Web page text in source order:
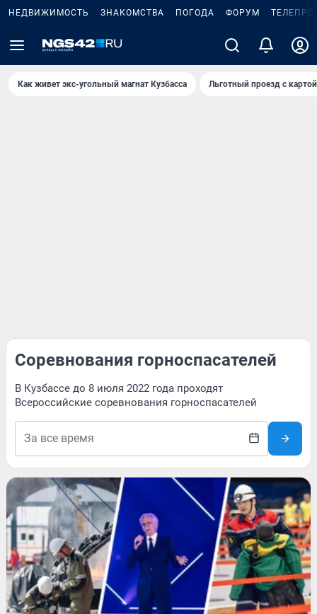
НЕДВИЖИМОСТЬ ЗНАКОМСТВА ПОГОДА ФОРУМ
Как живет экс-угольный магнат Кузбасса Льготный проезд с
Соревнования горноспасателей
В Кузбассе до 8 июля 2022 года проходят
Всероссийские соревнования горноспасателей